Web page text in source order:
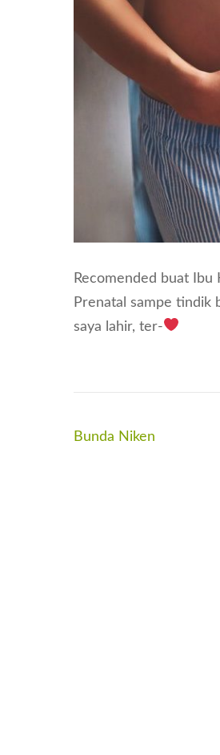
Recomended buat Ibu
Prenatal sampe tindik
saya lahir, ter-
Post
Bunda Niken